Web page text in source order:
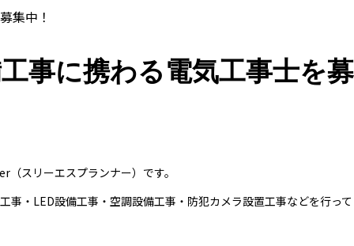
集中！
事に携わる電気工事士を
スリーエスプランナー）です。
・LED設備工事・空調設備工事・防犯カメラ設置工事などを行って